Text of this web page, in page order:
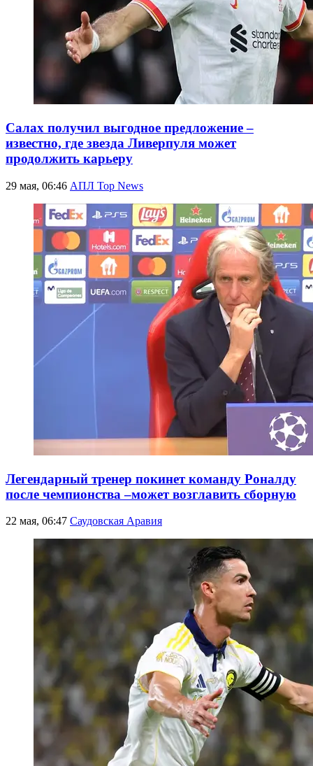
Салах получил выгодное предложение –
известно, где звезда Ливерпуля может
продолжить карьеру
29 мая, 06:46 АПЛ Top News
Легендарный тренер покинет команду Роналду
после чемпионства –может возглавить сборную
22 мая, 06:47 Саудовская Аравия